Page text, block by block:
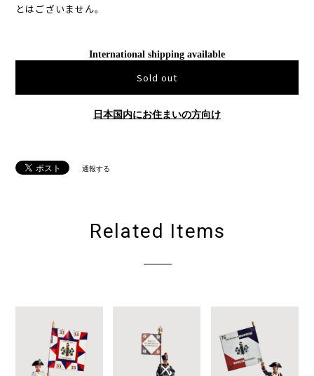
とはございません。
International shipping available
Sold out
日本国内にお住まいの方向け
通報する
Related Items